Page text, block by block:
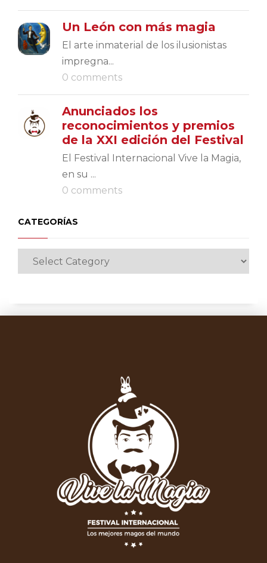
Un León con más magia
El arte inmaterial de los ilusionistas
impregna...
0 comments
Anunciados los
reconocimientos y premios
de la XXI edición del Festival
El Festival Internacional Vive la Magia,
en su ...
0 comments
CATEGORÍAS